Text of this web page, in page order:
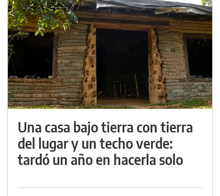
Una casa bajo tierra con tierra
del lugar y un techo verde:
tardó un año en hacerla solo